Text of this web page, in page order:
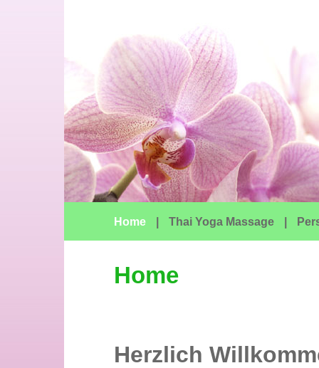
Home Thai Yoga Massage
Home
Herzlich